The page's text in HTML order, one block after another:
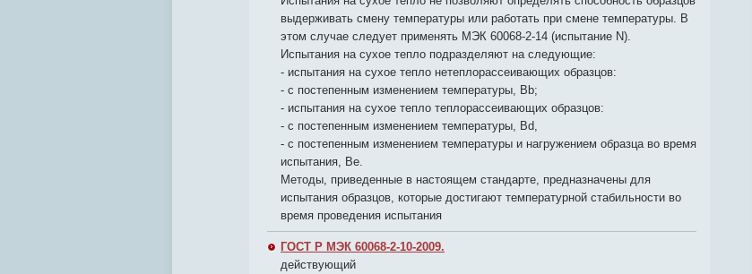
выдерживать смену температуры или работать при смене температуры. В
этом случае следует применять МЭК 60068-2-14 (испытание N).
Испытания на сухое тепло подразделяют на следующие:
- испытания на сухое тепло нетеплорассеивающих образцов:
- с постепенным изменением температуры, Bb;
- испытания на сухое тепло теплорассеивающих образцов:
- с постепенным изменением температуры, Вd,
- с постепенным изменением температуры и нагружением образца во время
испытания, Ве.
Методы, приведенные в настоящем стандарте, предназначены для
испытания образцов, которые достигают температурной стабильности во
время проведения испытания
ГОСТ Р МЭК 60068-2-10-2009.
действующий